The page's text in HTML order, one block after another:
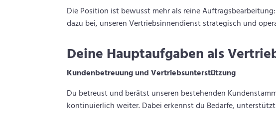
Die Position ist bewusst mehr als reine
dazu bei, unseren Vertriebsinnendienst strategisch und
Deine Hauptaufgaben als
Kundenbetreuung und Vertriebsunterstützung
Du betreust und berätst unseren bestehenden
kontinuierlich weiter. Dabei erkennst du Bedarfe,